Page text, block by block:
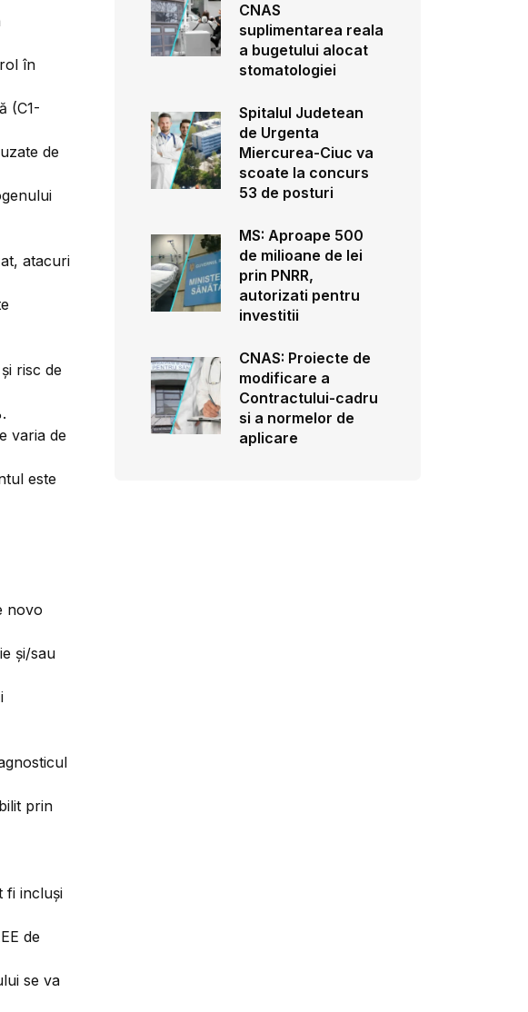
în
(C1-
de
atacuri
risc de
varia de
este
novo
și/sau
prin
fi incluși
de
se va
CNAS
suplimentarea reala
a bugetului alocat
stomatologiei
Spitalul Judetean
de Urgenta
Miercurea-Ciuc va
scoate la concurs
53 de posturi
MS: Aproape 500
de milioane de lei
prin PNRR,
autorizati pentru
investitii
CNAS: Proiecte de
modificare a
Contractului-cadru
si a normelor de
aplicare